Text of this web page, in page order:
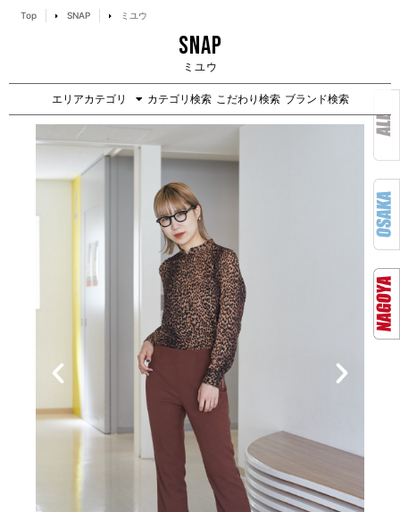
Top SNAP ミユウ
SNAP
ミユウ
エリアカテゴリ カテゴリ検索 こだわり検索 ブランド検索